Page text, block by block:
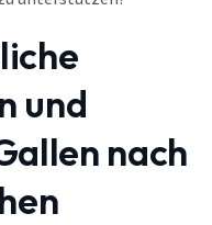
und
nach